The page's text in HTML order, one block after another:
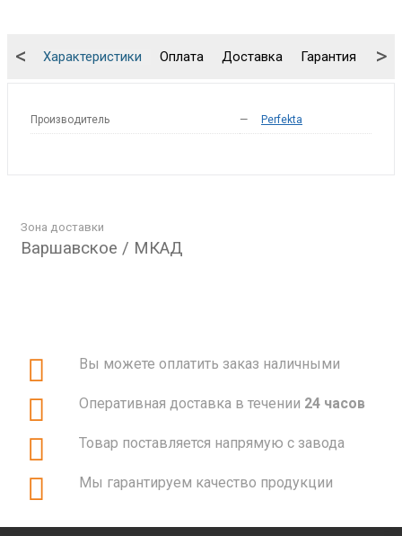
Характеристики Оплата Доставка Гарантия
< >
Производитель — Perfekta
Зона доставки
Варшавское / МКАД
Вы можете оплатить заказ наличными
Оперативная доставка в течении 24 часов
Товар поставляется напрямую с завода
Мы гарантируем качество продукции